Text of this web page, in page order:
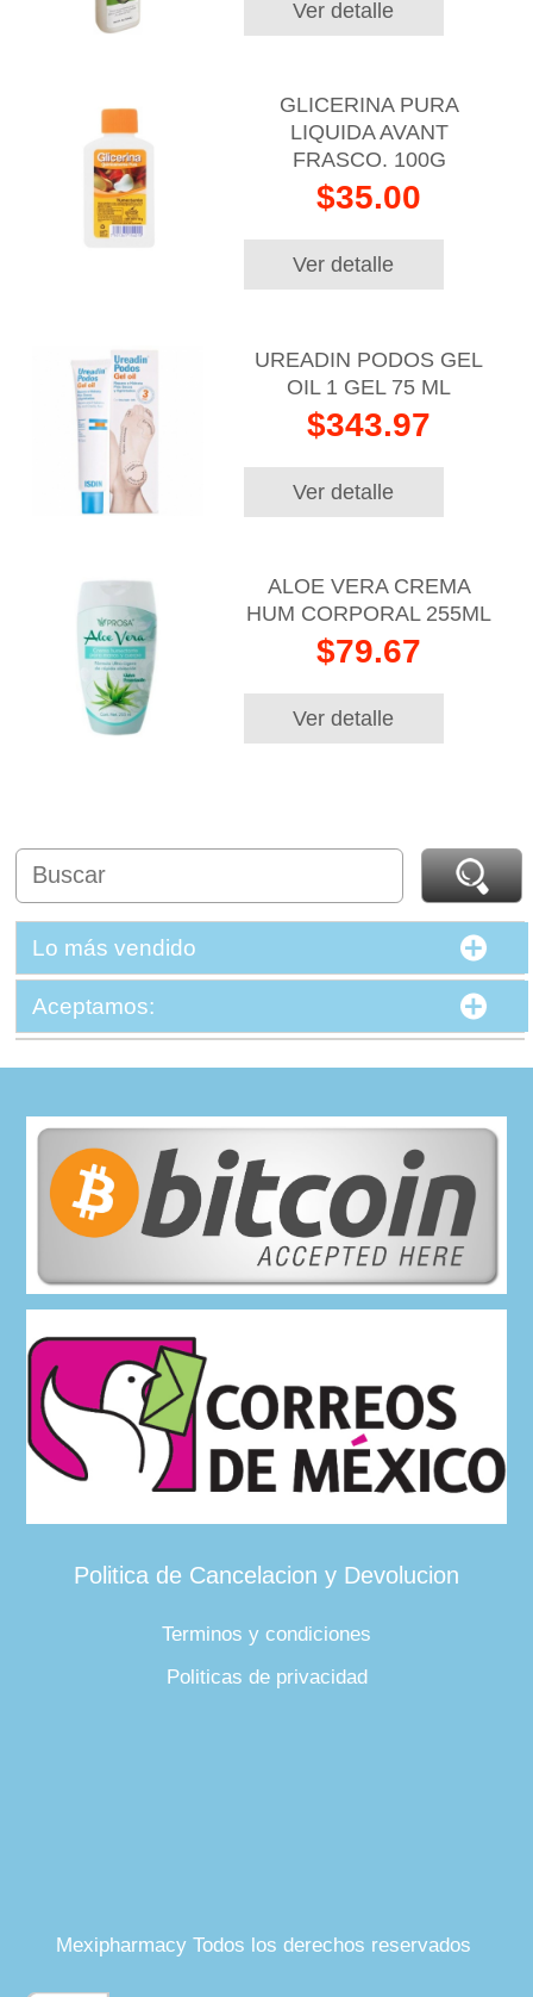
Ver detalle
GLICERINA PURA
LIQUIDA AVANT
FRASCO. 100G
$35.00
Ver detalle
UREADIN PODOS GEL
OIL 1 GEL 75 ML
$343.97
Ver detalle
ALOE VERA CREMA
HUM CORPORAL 255ML
$79.67
Ver detalle
Lo más vendido
Aceptamos:
Politica de Cancelacion y Devolucion
Terminos y condiciones
Politicas de privacidad
Mexipharmacy Todos los derechos reservados